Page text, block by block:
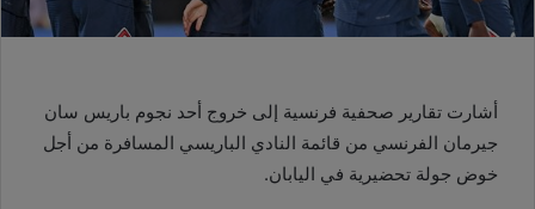
أشارت تقارير صحفية فرنسية إلى خروج أحد نجوم باريس سان
جيرمان الفرنسي من قائمة النادي الباريسي المسافرة من أجل
خوض جولة تحضيرية في اليابان.